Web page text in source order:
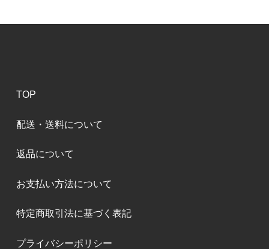
TOP
配送・送料について
返品について
お支払い方法について
特定商取引法に基づく表記
プライバシーポリシー